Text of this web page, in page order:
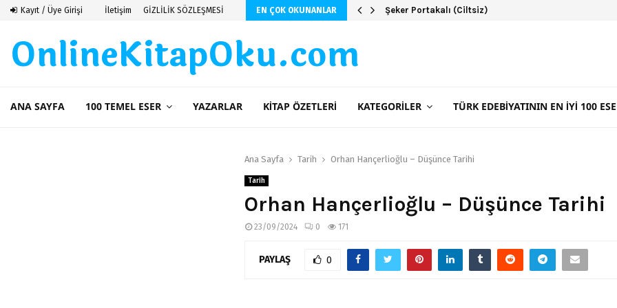
Kayıt / Üye Girişi İletişim GİZLİLİK SÖZLEŞMESİ EN ÇOK OKUNANLAR
Saint Exupery Şeker Portakalı (Ciltsiz)
OnlineKitapOku.com
ANA SAYFA 100 TEMEL ESER YAZARLAR KITAP ÖZETLERI KATEGORILER TÜRK EDEBIYATININ EN İYI 100
Ana Sayfa Tarih Orhan Hançerlioğlu – Düşünce Tarihi
Tarih
Orhan Hançerlioğlu – Düşünce Tarihi
23/09/2024 0 171
PAYLAŞ 0